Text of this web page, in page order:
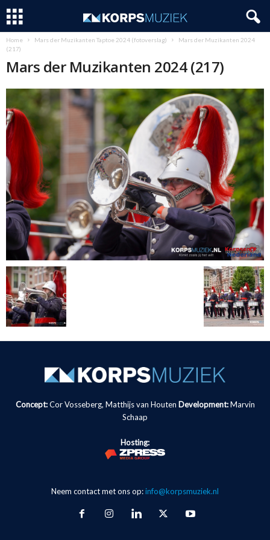
Home Mars der Muzikanten Taptoe 2024 (fotoverslag)
Mars der Muzikanten 2024
(217)
Mars der Muzikanten 2024 (217)
Concept:Cor Vosseberg, Matthijs van Houten Development: Marvin
Schaap
Hosting:
Neem contact met ons op:info@korpsmuziek.nl